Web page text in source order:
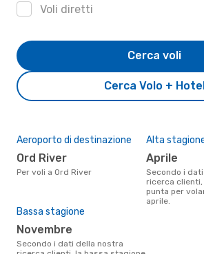
Voli diretti
Cerca Volo +
Cerca voli
Aeroporto di destinazione
Ord River
Per voli a Ord River
Alta
aprile
Secondo i dati della nostra
ricerca
punta per
aprile.
Bassa stagione
novembre
Secondo i dati della nostra